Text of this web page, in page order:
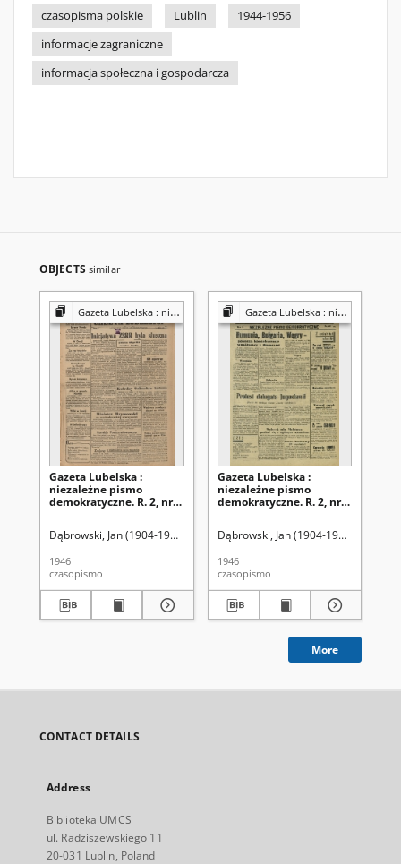
czasopisma polskie
Lublin
1944-1956
informacje zagraniczne
informacja społeczna i gospodarcza
OBJECTS similar
Gazeta Lubelska : niezależny organ demokratyczny
Gazeta Lubelska :
niezależne pismo
demokratyczne. R. 2, nr
Dąbrowski, Jan (1904-1964). Red
1946
czasopismo
Gazeta Lubelska : niezależny organ demokratyczny
Gazeta Lubelska :
niezależne pismo
demokratyczne. R. 2, nr
Dąbrowski, Jan (1904-1964). Red
1946
czasopismo
More
CONTACT DETAILS
Address
Biblioteka UMCS
ul. Radziszewskiego 11
20-031 Lublin, Poland